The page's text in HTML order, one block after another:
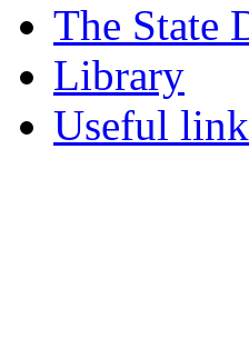
The State
Library
Useful